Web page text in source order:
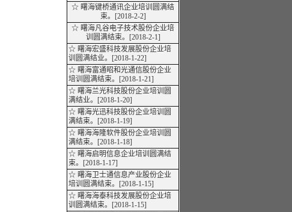
☆ 曙海键桥通讯企业培训圆满结
束。[2018-2-2]
☆ 曙海凡谷电子技术股份企业培
训圆满结束。[2018-2-1]
☆ 曙海宏盛科技发展股份企业培
训圆满结业。[2018-1-22]
☆ 曙海富通昭和光通信股份企业
培训圆满结束。[2018-1-21]
☆ 曙海兰光科技股份企业培训圆
满结业。[2018-1-20]
☆ 曙海光迅科技股份企业培训圆
满结束。[2018-1-19]
☆ 曙海海隆软件股份企业培训圆
满结束。[2018-1-18]
☆ 曙海启明信息企业培训圆满结
束。[2018-1-17]
☆ 曙海卫士通信息产业股份企业
培训圆满结束。[2018-1-15]
☆ 曙海海泰科技发展股份企业培
训圆满结束。[2018-1-15]